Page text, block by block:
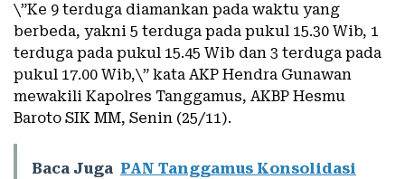
\”Ke 9 terduga diamankan pada waktu yang
berbeda, yakni 5 terduga pada pukul 15.30 Wib, 1
terduga pada pukul 15.45 Wib dan 3 terduga pada
pukul 17.00 Wib,\” kata AKP Hendra Gunawan
mewakili Kapolres Tanggamus, AKBP Hesmu
Baroto SIK MM, Senin (25/11).
Baca Juga PAN Tanggamus Konsolidasi